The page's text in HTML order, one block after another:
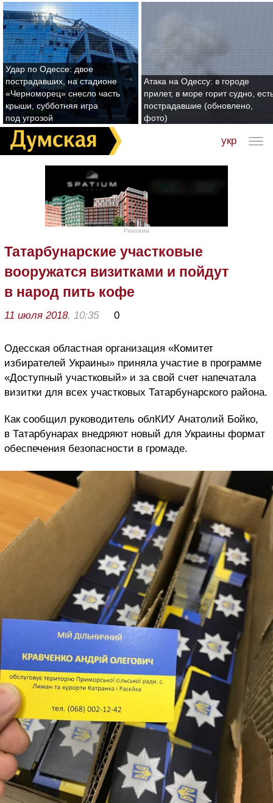
Удар по Одессе: двое
пострадавших, на стадионе
«Черноморец» снесло часть
крыши, субботняя игра
под угрозой
Атака на Одессу: в городе
прилет, в море горит судно,
пострадавшие (обновлено,
фото)
укр
Реклама
Татарбунарские участковые
вооружатся визитками и пойдут
в народ пить кофе
11 июля 2018, 10:35 0
Одесская областная организация «Комитет
избирателей Украины» приняла участие в программе
«Доступный участковый» и за свой счет напечатала
визитки для всех участковых Татарбунарского района.
Как сообщил руководитель облКИУ Анатолий Бойко,
в Татарбунарах внедряют новый для Украины формат
обеспечения безопасности в громаде.